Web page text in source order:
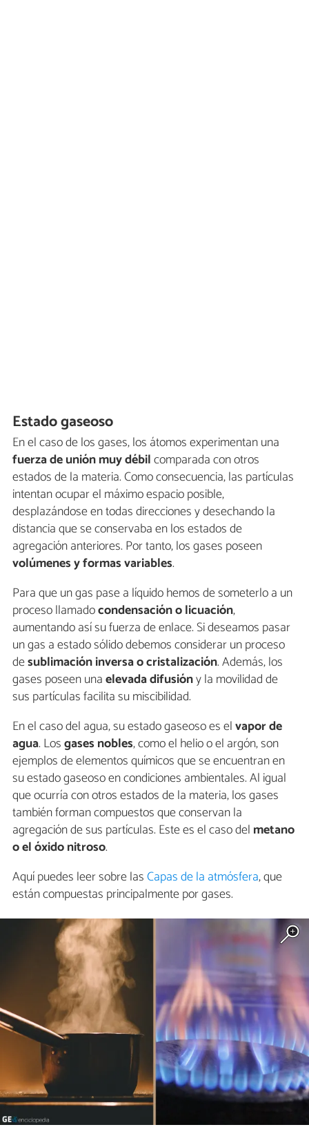
Estado gaseoso
En el caso de los gases, los átomos experimentan una
fuerza de unión muy débilcomparada con otros
estados de la materia. Como consecuencia, las partículas
intentan ocupar el máximo espacio posible,
desplazándose en todas direcciones y desechando la
distancia que se conservaba en los estados de
agregación anteriores. Por tanto, los gases poseen
volúmenes y formas variables.
Para que un gas pase a líquido hemos de someterlo a un
proceso llamadocondensación o licuación,
aumentando así su fuerza de enlace. Si deseamos pasar
un gas a estado sólido debemos considerar un proceso
desublimación inversa o cristalización. Además, los
gases poseen unaelevada difusióny la movilidad de
sus partículas facilita su miscibilidad.
En el caso del agua, su estado gaseoso es elvapor de
agua. Losgases nobles, como el helio o el argón, son
ejemplos de elementos químicos que se encuentran en
su estado gaseoso en condiciones ambientales. Al igual
que ocurría con otros estados de la materia, los gases
también forman compuestos que conservan la
agregación de sus partículas. Este es el caso del metano
o el óxido nitroso.
Aquí puedes leer sobre lasCapas de la atmósfera, que
están compuestas principalmente por gases.